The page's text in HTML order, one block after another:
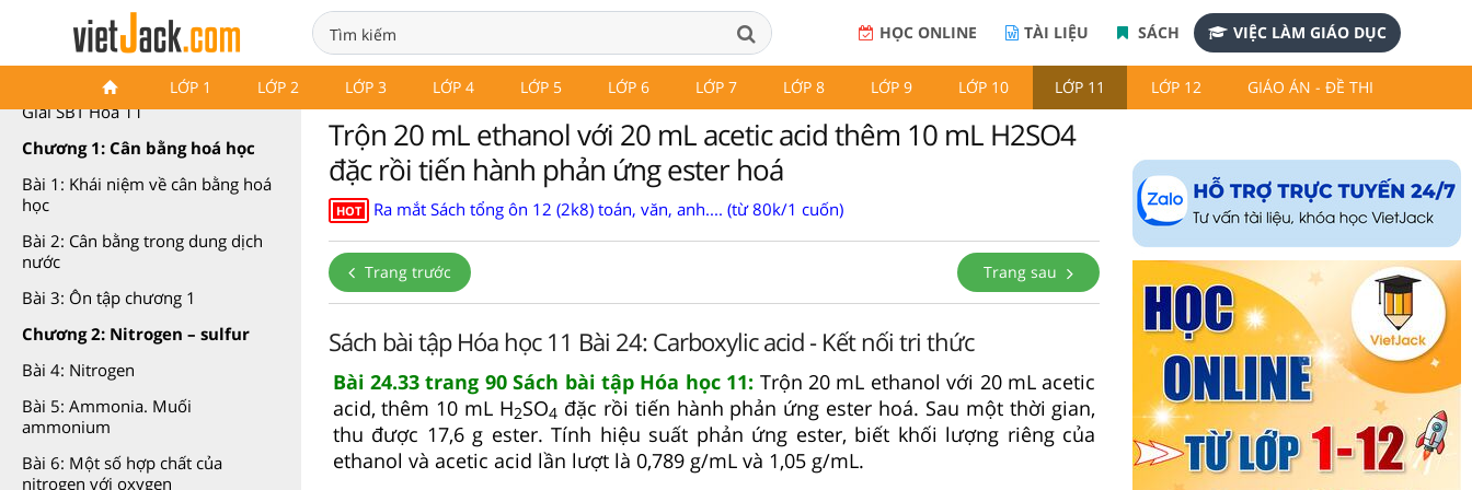
HỌC ONLINE TÀI LIỆU SÁCH VIỆC LÀM GIÁO DỤC
LỚP 1 LỚP 2 LỚP 3 LỚP 4 LỚP 5 LỚP 6 LỚP 7 LỚP 8 LỚP 9 LỚP 10 LỚP 11 LỚP 12 GIÁO ÁN - ĐỀ THI
SBT Hóa 11 Kết nối tri thức
Giải SBT Hóa 11
Chương 1: Cân bằng hoá học
Bài 1: Khái niệm về cân bằng hoá
học
Bài 2: Cân bằng trong dung dịch
nước
Bài 3: Ôn tập chương 1
Chương 2: Nitrogen – sulfur
Bài 4: Nitrogen
Bài 5: Ammonia. Muối
ammonium
Bài 6: Một số hợp chất của
nitrogen với oxygen
Trộn 20 mL ethanol với 20 mL acetic acid thêm 10 mL H2SO4
đặc rồi tiến hành phản ứng ester hoá
HOT Ra mắt Sách tổng ôn 12 (2k8) toán, văn, anh.... (từ 80k/1 cuốn)
Trang trước Trang sau
Sách bài tập Hóa học 11 Bài 24: Carboxylic acid - Kết nối tri thức
Bài 24.33 trang 90 Sách bài tập Hóa học 11: Trộn 20 mL ethanol với 20 mL acetic
acid, thêm 10 mL H2SO4 đặc rồi tiến hành phản ứng ester hoá. Sau một thời gian,
thu được 17,6 g ester. Tính hiệu suất phản ứng ester, biết khối lượng riêng của
ethanol và acetic acid lần lượt là 0,789 g/mL và 1,05 g/mL.